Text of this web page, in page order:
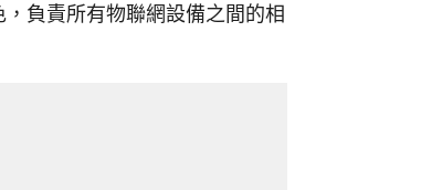
負責所有物聯網設備之間的相